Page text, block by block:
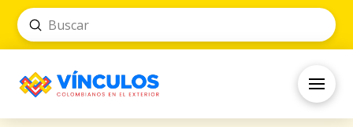
Search
Submit